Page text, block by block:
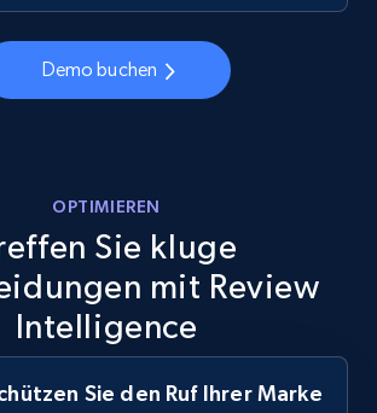
877+ Jetzt anfangen
Sku, Currency, Gtin,
877+
Demo buchen
OPTIMIEREN
Sie kluge
mit Review
Intelligence
Sie den Ruf Ihrer Marke